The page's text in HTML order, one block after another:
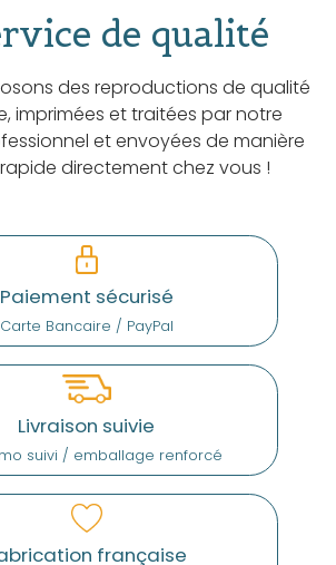
de qualité
des reproductions de qualité
imprimées et traitées par notre
et envoyées de manière
directement chez vous !
Paiement sécurisé
Carte Bancaire / PayPal
Livraison suivie
suivi / emballage renforcé
française